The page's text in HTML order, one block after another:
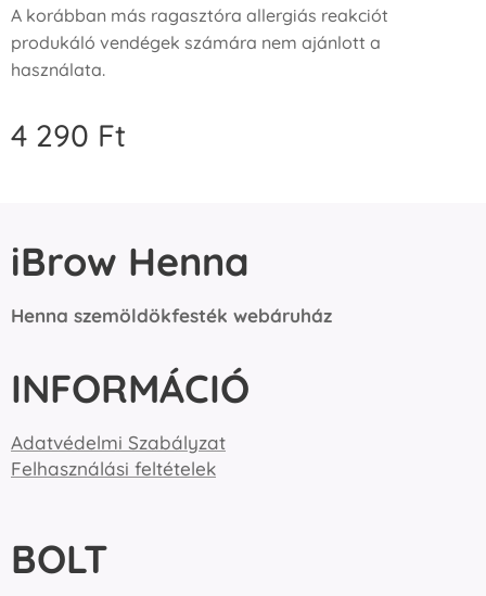
A korábban más ragasztóra allergiás reakciót
produkáló vendégek számára nem ajánlott a
használata.
4 290 Ft
iBrow Henna
Henna szemöldökfesték webáruház
INFORMÁCIÓ
Adatvédelmi Szabályzat
Felhasználási feltételek
BOLT